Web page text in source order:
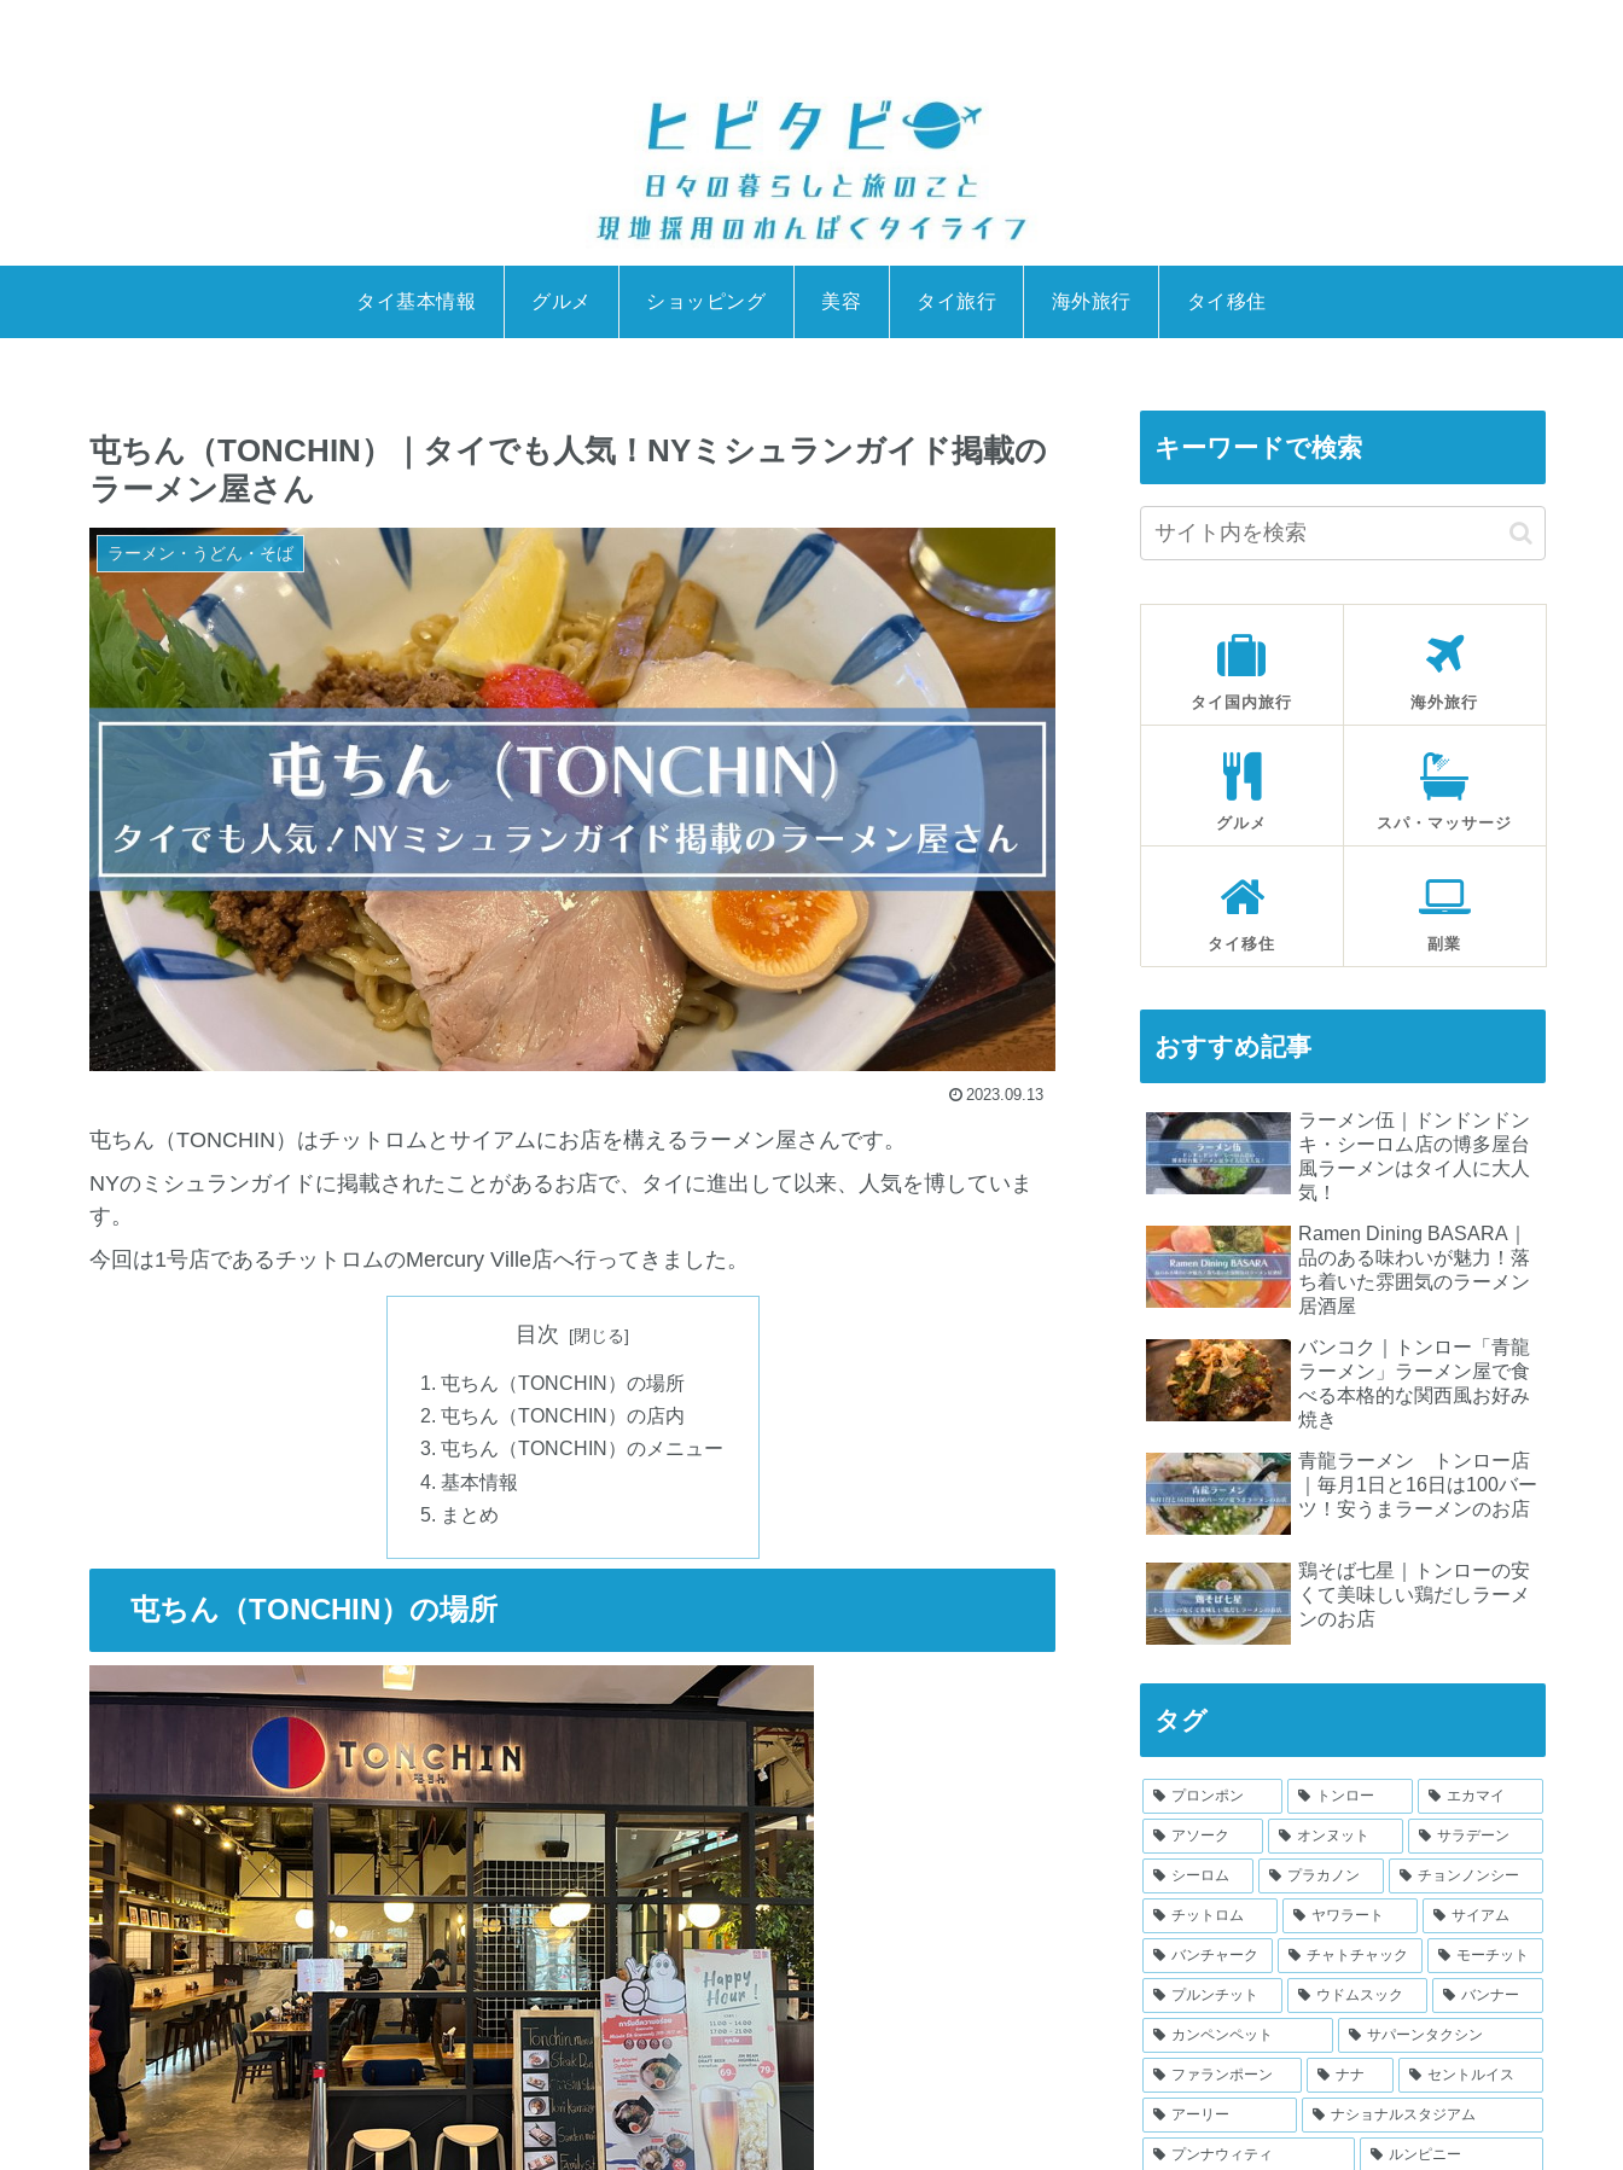
タイ基本情報 グルメ ショッピング 美容 タイ旅行 海外旅行 タイ移住
屯ちん（TONCHIN）｜タイでも人気！NYミシュランガイド掲載の
ラーメン屋さん
ラーメン・うどん・そば
2023.09.13
屯ちん（TONCHIN）はチットロムとサイアムにお店を構えるラーメン屋さんです。
NYのミシュランガイドに掲載されたことがあるお店で、タイに進出して以来、人気を博していま
す。
今回は1号店であるチットロムのMercury Ville店へ行ってきました。
目次
屯ちん（TONCHIN）の場所
屯ちん（TONCHIN）の店内
屯ちん（TONCHIN）のメニュー
基本情報
まとめ
屯ちん（TONCHIN）の場所
キーワードで検索
タイ国内旅行 海外旅行
グルメ スパ・マッサージ
タイ移住 副業
おすすめ記事
ラーメン伍｜ドンドンドン
キ・シーロム店の博多屋台
風ラーメンはタイ人に大人
気！
Ramen Dining BASARA｜
品のある味わいが魅力！落
ち着いた雰囲気のラーメン
居酒屋
バンコク｜トンロー「青龍
ラーメン」ラーメン屋で食
べる本格的な関西風お好み
焼き
青龍ラーメン トンロー店
｜毎月1日と16日は100バー
ツ！安うまラーメンのお店
鶏そば七星｜トンローの安
くて美味しい鶏だしラーメ
ンのお店
タグ
プロンポン トンロー エカマイ
アソーク オンヌット サラデーン
シーロム プラカノン チョンノンシー
チットロム ヤワラート サイアム
バンチャーク チャトチャック モーチット
プルンチット ウドムスック バンナー
カンペンペット サパーンタクシン
ファランポーン ナナ セントルイス
アーリー ナショナルスタジアム
プンナウィティ ルンピニー